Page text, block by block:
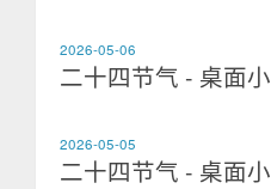
2026-05-06
二十四节气 - 桌面
2026-05-05
二十四节气 - 桌面